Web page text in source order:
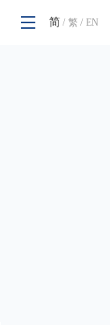
简 / 繁 / EN